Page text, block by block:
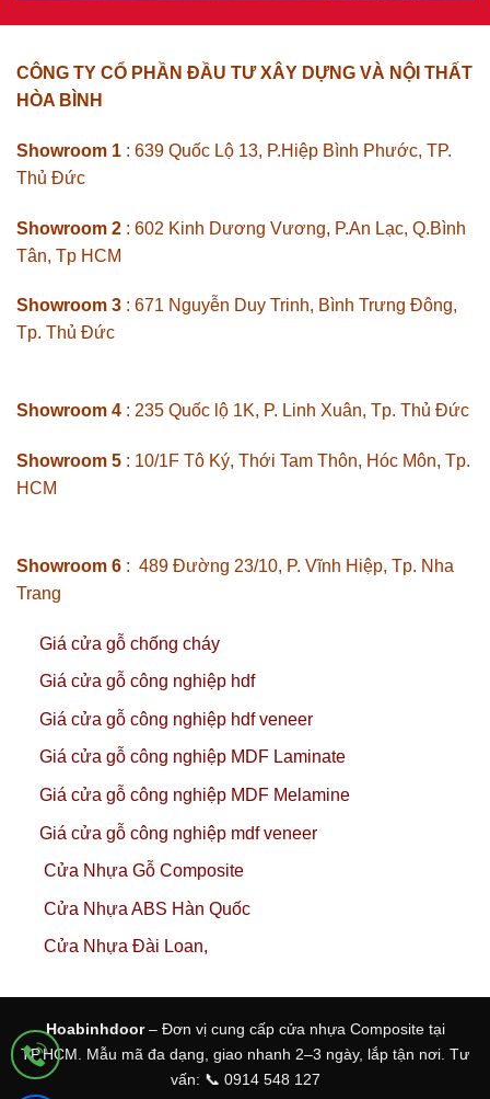
CÔNG TY CỔ PHẦN ĐẦU TƯ XÂY DỰNG VÀ NỘI THẤT
HÒA BÌNH
Showroom 1 : 639 Quốc Lộ 13, P.Hiệp Bình Phước, TP.
Thủ Đức
Showroom 2 : 602 Kinh Dương Vương, P.An Lạc, Q.Bình
Tân, Tp HCM
Showroom 3 : 671 Nguyễn Duy Trinh, Bình Trưng Đông,
Tp. Thủ Đức
Showroom 4 : 235 Quốc lộ 1K, P. Linh Xuân, Tp. Thủ Đức
Showroom 5 : 10/1F Tô Ký, Thới Tam Thôn, Hóc Môn, Tp.
HCM
Showroom 6 : 489 Đường 23/10, P. Vĩnh Hiệp, Tp. Nha
Trang
Giá cửa gỗ chống cháy
Giá cửa gỗ công nghiệp hdf
Giá cửa gỗ công nghiệp hdf veneer
Giá cửa gỗ công nghiệp MDF Laminate
Giá cửa gỗ công nghiệp MDF Melamine
Giá cửa gỗ công nghiệp mdf veneer
Cửa Nhựa Gỗ Composite
Cửa Nhựa ABS Hàn Quốc
Cửa Nhựa Đài Loan,
Hoabinhdoor– Đơn vị cung cấp cửa nhựa Composite tại
TP.HCM. Mẫu mã đa dạng, giao nhanh 2–3 ngày, lắp tận nơi. Tư
vấn: 📞 0914 548 127